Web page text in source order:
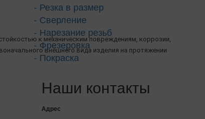
к механическим повреждениям, коррозии,
внешнего вида изделия на протяжении
- Резка в размер
- Сверление
- Нарезание резьб
- Фрезеровка
- Покраска
Наши контакты
Адрес